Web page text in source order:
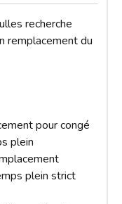
recherche
remplacement du
pour congé
plein
plein strict